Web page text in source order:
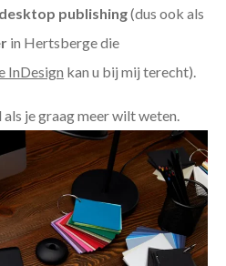
desktop publishing(dus ook als
in Hertsberge die
InDesign kan u bij mij terecht).
je graag meer wilt weten.